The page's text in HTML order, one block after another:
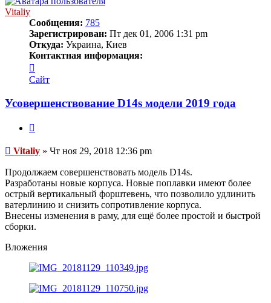
Vitaliy
Сообщения: 785
Зарегистрирован: Пт дек 01, 2006 1:31 pm
Откуда: Украина, Киев
Контактная информация:
информация
пользователя
Сайт
Усовершенствование D14s модели 2019 года
Сообщение
Vitaliy » Чт ноя 29, 2018 12:36 pm
Продолжаем совершенствовать модель D14s.
Разработаны новые корпуса. Новые поплавки имеют более
острый вертикальный форштевень, что позволило удлинить
ватерлинию и снизить сопротивление корпуса.
Внесены изменения в раму, для ещё более простой и быстрой
сборки.
Вложения